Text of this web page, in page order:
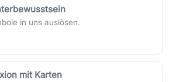
in uns auslösen.
mit Karten